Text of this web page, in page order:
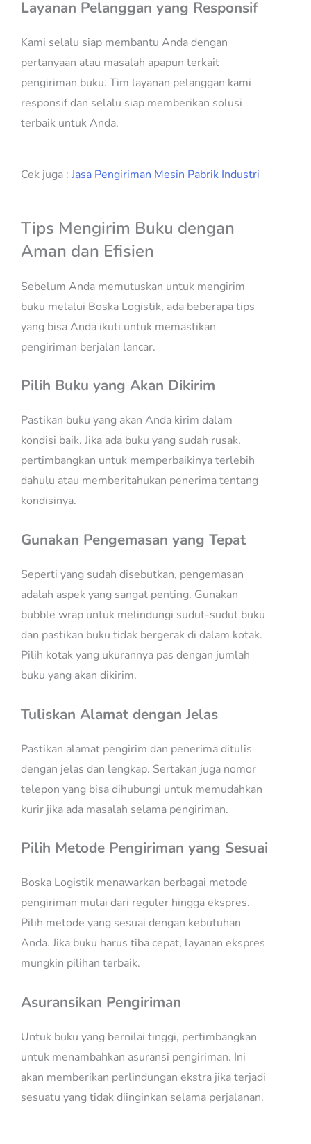
Layanan Pelanggan yang Responsif
Kami selalu siap membantu Anda dengan
pertanyaan atau masalah apapun terkait
pengiriman buku. Tim layanan pelanggan kami
responsif dan selalu siap memberikan solusi
terbaik untuk Anda.
Cek juga : Jasa Pengiriman Mesin Pabrik Industri
Tips Mengirim Buku dengan
Aman dan Efisien
Sebelum Anda memutuskan untuk mengirim
buku melalui Boska Logistik, ada beberapa tips
yang bisa Anda ikuti untuk memastikan
pengiriman berjalan lancar.
Pilih Buku yang Akan Dikirim
Pastikan buku yang akan Anda kirim dalam
kondisi baik. Jika ada buku yang sudah rusak,
pertimbangkan untuk memperbaikinya terlebih
dahulu atau memberitahukan penerima tentang
kondisinya.
Gunakan Pengemasan yang Tepat
Seperti yang sudah disebutkan, pengemasan
adalah aspek yang sangat penting. Gunakan
bubble wrap untuk melindungi sudut-sudut buku
dan pastikan buku tidak bergerak di dalam kotak.
Pilih kotak yang ukurannya pas dengan jumlah
buku yang akan dikirim.
Tuliskan Alamat dengan Jelas
Pastikan alamat pengirim dan penerima ditulis
dengan jelas dan lengkap. Sertakan juga nomor
telepon yang bisa dihubungi untuk memudahkan
kurir jika ada masalah selama pengiriman.
Pilih Metode Pengiriman yang Sesuai
Boska Logistik menawarkan berbagai metode
pengiriman mulai dari reguler hingga ekspres.
Pilih metode yang sesuai dengan kebutuhan
Anda. Jika buku harus tiba cepat, layanan ekspres
mungkin pilihan terbaik.
Asuransikan Pengiriman
Untuk buku yang bernilai tinggi, pertimbangkan
untuk menambahkan asuransi pengiriman. Ini
akan memberikan perlindungan ekstra jika terjadi
sesuatu yang tidak diinginkan selama perjalanan.